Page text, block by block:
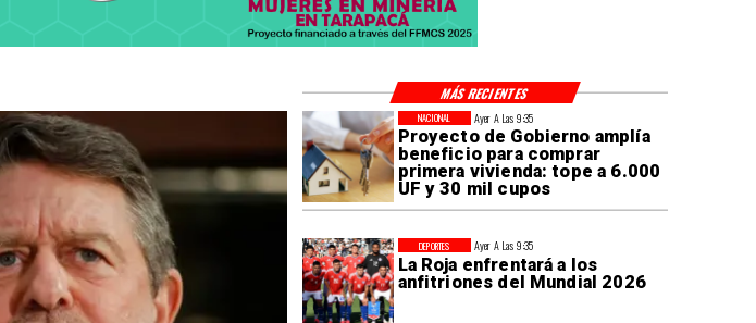
Ayer A Las 9:35
Proyecto de Gobierno amplía
beneficio para comprar
primera vivienda: tope a 6.000
UF y 30 mil cupos
NACIONAL
Ayer A Las 9:35
La Roja enfrentará a los
anfitriones del Mundial 2026
DEPORTES
MÁS RECIENTES